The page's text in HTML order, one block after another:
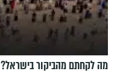
מה לקחתם מהביקור בישראל?